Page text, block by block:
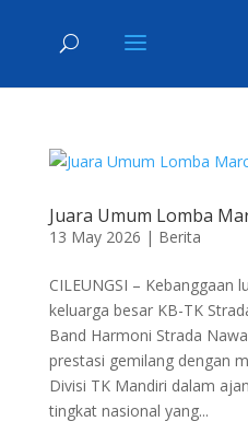
Juara Umum Lomba
13 May 2026 | Berita
CILEUNGSI – Kebanggaan
keluarga besar KB-TK
Band Harmoni Strada
prestasi gemilang dengan
Divisi TK Mandiri dalam
tingkat nasional yang...